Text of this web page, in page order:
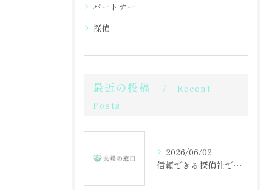
パートナー
探偵
最近の投稿
Recent
Posts
2026/06/02
信頼できる探偵社で不倫調査を成功させる方法